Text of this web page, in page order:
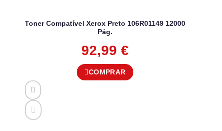
Toner Compatível Xerox Preto 106R01149 12000
Pág.
92,99 €
COMPRAR